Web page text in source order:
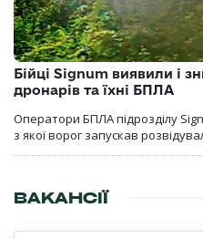
Бійці Signum виявили і
дронарів та їхні БПЛА
Оператори БПЛА підрозділу
з якої ворог запускав
ВАКАНСІЇ